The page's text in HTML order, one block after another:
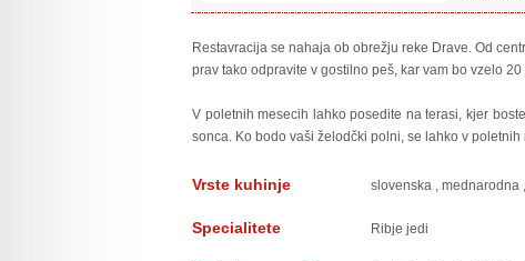
Restavracija se nahaja ob obrežju reke Drave. Od
prav tako odpravite v gostilno peš, kar vam bo vzelo
V poletnih mesecih lahko posedite na terasi, kjer
sonca. Ko bodo vaši želodčki polni, se lahko v
Vrste kuhinje slovenska , mednarodna ,
Specialitete Ribje jedi